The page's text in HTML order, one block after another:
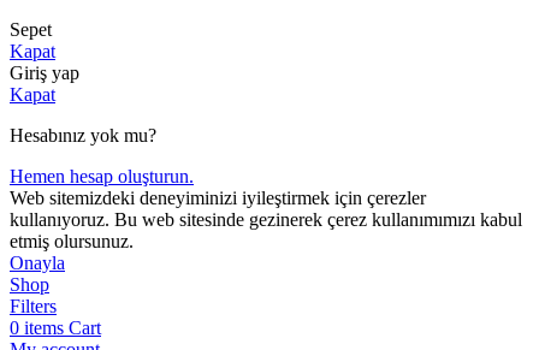
Sepet
Kapat
Giriş yap
Kapat
Hesabınız yok mu?
Hemen hesap oluşturun.
Web sitemizdeki deneyiminizi iyileştirmek için çerezler
kullanıyoruz. Bu web sitesinde gezinerek çerez kullanımımızı kabul
etmiş olursunuz.
Onayla
Shop
Filters
0 items Cart